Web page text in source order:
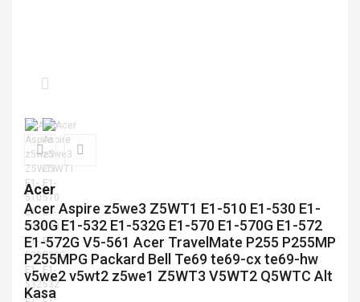
Acer
Acer Aspire z5we3 Z5WT1 E1-510 E1-530 E1-
530G E1-532 E1-532G E1-570 E1-570G E1-572
E1-572G V5-561 Acer TravelMate P255 P255MP
P255MPG Packard Bell Te69 te69-cx te69-hw
v5we2 v5wt2 z5we1 Z5WT3 V5WT2 Q5WTC Alt
Kasa